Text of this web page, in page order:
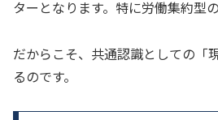
ターとなります。特に労働集約型
だからこそ、共通認識としての「
るのです。